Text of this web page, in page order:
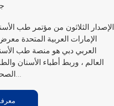
الإصدار الثلاثون من مؤتمر طب
الإمارات العربية المتحدة
العربي دبي هو منصة طب
العالم ، وربط أطباء الأسنان